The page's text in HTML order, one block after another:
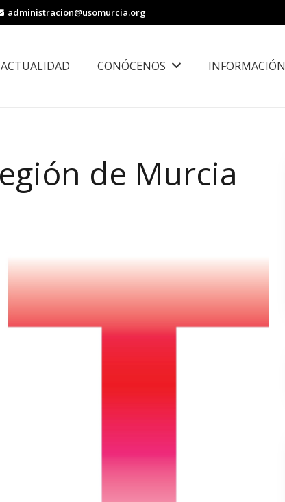
administracion@usomurcia.org
ACTUALIDAD CONÓCENOS INFORMACIÓN
de Murcia